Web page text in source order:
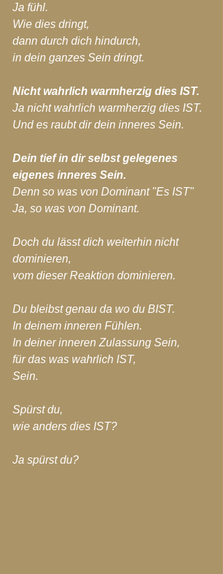
Ja fühl.
Wie dies dringt,
dann durch dich hindurch,
in dein ganzes Sein dringt.
Nicht wahrlich warmherzig dies IST.
Ja nicht wahrlich warmherzig dies IST.
Und es raubt dir dein inneres Sein.
Dein tief in dir selbst gelegenes
eigenes inneres Sein.
Denn so was von Dominant "Es IST"
Ja, so was von Dominant.
Doch du lässt dich weiterhin nicht
dominieren,
vom dieser Reaktion dominieren.
Du bleibst genau da wo du BIST.
In deinem inneren Fühlen.
In deiner inneren Zulassung Sein,
für das was wahrlich IST,
Sein.
Spürst du,
wie anders dies IST?
Ja spürst du?